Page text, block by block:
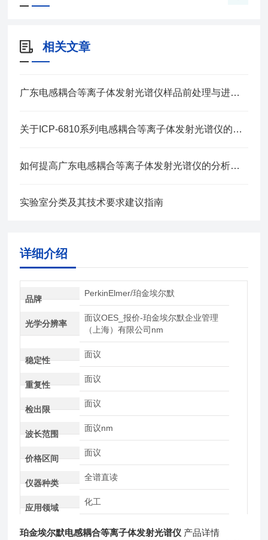
相关文章
广东电感耦合等离子体发射光谱仪样品前处理与进样系统优化技巧
关于ICP-6810系列电感耦合等离子体发射光谱仪的技术解析
如何提高广东电感耦合等离子体发射光谱仪的分析效率？
实验室分类及其技术要求建议指南
详细介绍
品牌
PerkinElmer/珀金埃尔默
光学分辨率
面议OES_报价-珀金埃尔默企业管理
（上海）有限公司nm
稳定性
面议
重复性
面议
检出限
面议
波长范围
面议nm
价格区间
面议
仪器种类
全谱直读
应用领域
化工
珀金埃尔默电感耦合等离子体发射光谱仪 产品详情